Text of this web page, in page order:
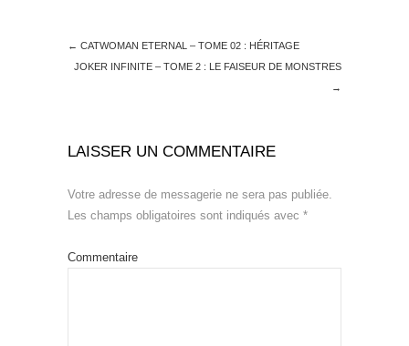
← CATWOMAN ETERNAL – TOME 02 : HÉRITAGE
JOKER INFINITE – TOME 2 : LE FAISEUR DE MONSTRES
→
LAISSER UN COMMENTAIRE
Votre adresse de messagerie ne sera pas publiée.
Les champs obligatoires sont indiqués avec *
Commentaire